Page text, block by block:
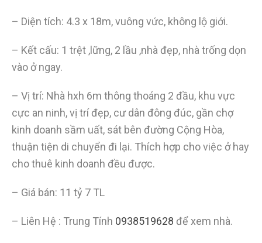
– Diện tích: 4.3 x 18m, vuông vức, không lộ giới.
– Kết cấu: 1 trệt ,lững, 2 lầu ,nhà đẹp, nhà trống dọn
vào ở ngay.
– Vị trí: Nhà hxh 6m thông thoáng 2 đầu, khu vực
cực an ninh, vị trí đẹp, cư dân đông đúc, gần chợ
kinh doanh sầm uất, sát bên đường Cộng Hòa,
thuận tiện di chuyển đi lại. Thích hợp cho việc ở hay
cho thuê kinh doanh đều được.
– Giá bán: 11 tỷ 7 TL
– Liên Hệ : Trung Tính 0938519628 để xem nhà.